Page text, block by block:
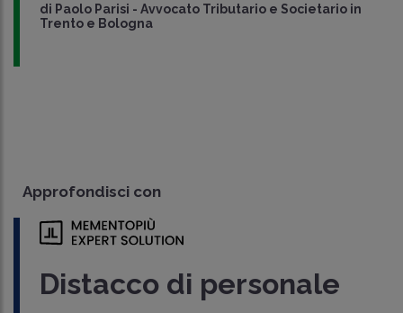
di Paolo Parisi - Avvocato Tributario e Societario in
Trento e Bologna
Approfondisci con
Distacco di personale